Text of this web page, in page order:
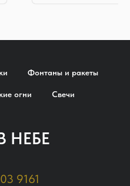
Фонтаны и ракеты
огни Свечи
НЕБЕ
9161